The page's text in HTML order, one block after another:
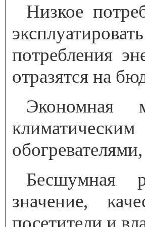
Низкое
потребления
отразятся на
Экономная
Бесшумная
значение,
посетители и